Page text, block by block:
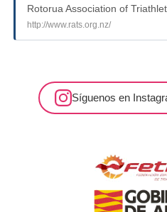
Rotorua Association of
http://www.rats.org.nz/
Síguenos en